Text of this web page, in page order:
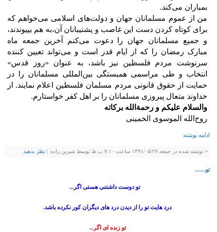
بمباران می‌کند.
من از عموم مسلمانان جهان و دولت‌های اسلامی می‌خواهم که
برای کوتاه کردن دست این غاصب و پشتیبانان آن،‌به هم بپیوندند،
و جمیع مسلمانان جهان را دعوت می‌کنم آخرین جمعه ماه
مبارک رمضان را که از ایام قدر است و می‌‌تواند تعیین کننده
سرنوشت مردم فلسطین نیز باشد، به عنوان «روز قدس»
انتخاب و طی مراسمی همبستگی بین‌المللی مسلمانان را در
حمایت از حقوق قانونی مردم مسلمان فلسطین اعلام نمایند. از
خداوند متعال پیروزی مسلمانان را بر اهل کفر خواستارم.
والسلام علیکم و رحمة‌الله برکاته
روح‌الله الموسوی الخمینی
ادامه نوشته
+ نوشته شده در جمعه ۱۳۹۱/۰۵/۲۷ ساعت ۷:۱۰ ب.ظ توسط شيرين زاده | نظر بدهيد
تو.......
تو دوست داشتنی هستی اگر...
درد هایت تو را از دیدن درد های دیگران کور نکرده باشد.
تو زنده ای اگر...